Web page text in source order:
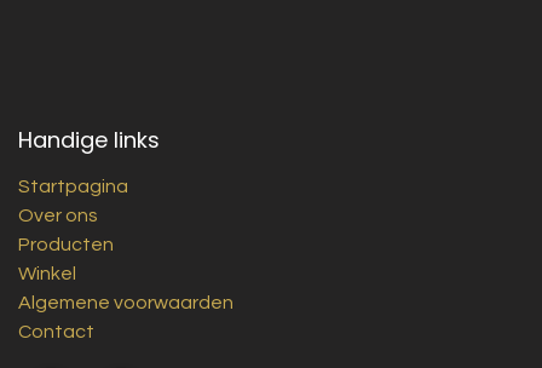
Handige links
Startpagina
Over ons
Producten
Winkel
Algemene voorwaarden
Contact